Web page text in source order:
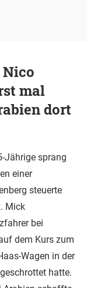
mal
dort
Jährige sprang
einer
steuerte
Mick
bei
dem Kurs zum
Wagen in der
hatte.